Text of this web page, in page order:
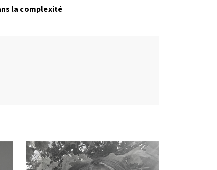
la complexité
Photo de l'intervenant